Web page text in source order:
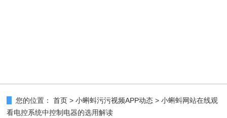
您的位置： 首页 >小蝌蚪污污视频APP动态 >小蝌蚪网站在线观
看电控系统中控制电器的选用解读